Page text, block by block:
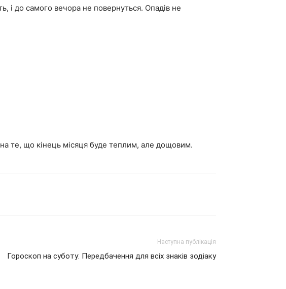
і до самого вечора не повернуться. Опадів не
те, що кінець місяця буде теплим, але дощовим.
Наступна публікація
Гороскоп на суботу: Передбачення для всіх знаків зодіаку